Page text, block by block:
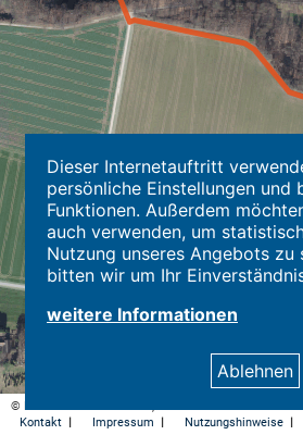
Dieser Internetauftritt
persönliche Einstellungen und
Funktionen. Außerdem
auch verwenden, um
Nutzung unseres Angebots zu
bitten wir um Ihr
weitere Informationen
Ablehnen
© Kreis Herford - Kataster, Geodaten und
Kontakt | Impressum | Nutzungshinweise |